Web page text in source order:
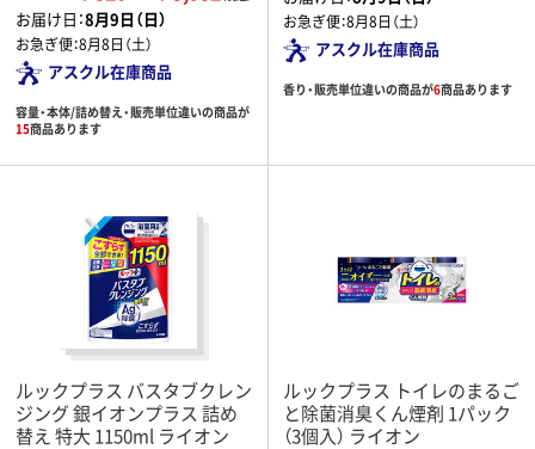
お届け日：8月9日（日）
お急ぎ便：8月8日（土）
アスクル在庫商品
容量・本体/詰め替え・販売単位違いの商品が
15商品あります
お急ぎ便：8月8日（土）
アスクル在庫商品
香り・販売単位違いの商品が6商品あります
ルックプラス バスタブクレン
ジング 銀イオンプラス 詰め
替え 特大 1150ml ライオン
ルックプラス トイレのまるご
と除菌消臭くん煙剤 1パック
（3個入） ライオン